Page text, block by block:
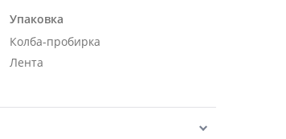
Упаковка
Колба-пробирка
Лента